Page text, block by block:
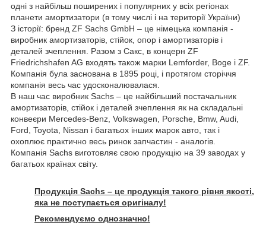
одні з найбільш поширених і популярних у всіх регіонах
планети амортизатори (в тому числі і на території України)
З історії: бренд ZF Sachs GmbH – це німецька компанія -
виробник амортизаторів, стійок, опор і амортизаторів і
деталей зчеплення. Разом з Сакс, в концерн ZF
Friedrichshafen AG входять також марки Lemforder, Boge і ZF.
Компанія була заснована в 1895 році, і протягом сторіччя
компанія весь час удосконалювалася.
В наш час виробник Sachs – це найбільший постачальник
амортизаторів, стійок і деталей зчеплення як на складальні
конвеєри Mercedes-Benz, Volkswagen, Porsche, Bmw, Audi,
Ford, Toyota, Nissan і багатьох інших марок авто, так і
охоплює практично весь ринок запчастин - аналогів.
Компанія Sachs виготовляє свою продукцію на 39 заводах у
багатьох країнах світу.
Продукція Sachs – це продукція такого рівня якості,
яка не поступається оригіналу!
Рекомендуємо однозначно!